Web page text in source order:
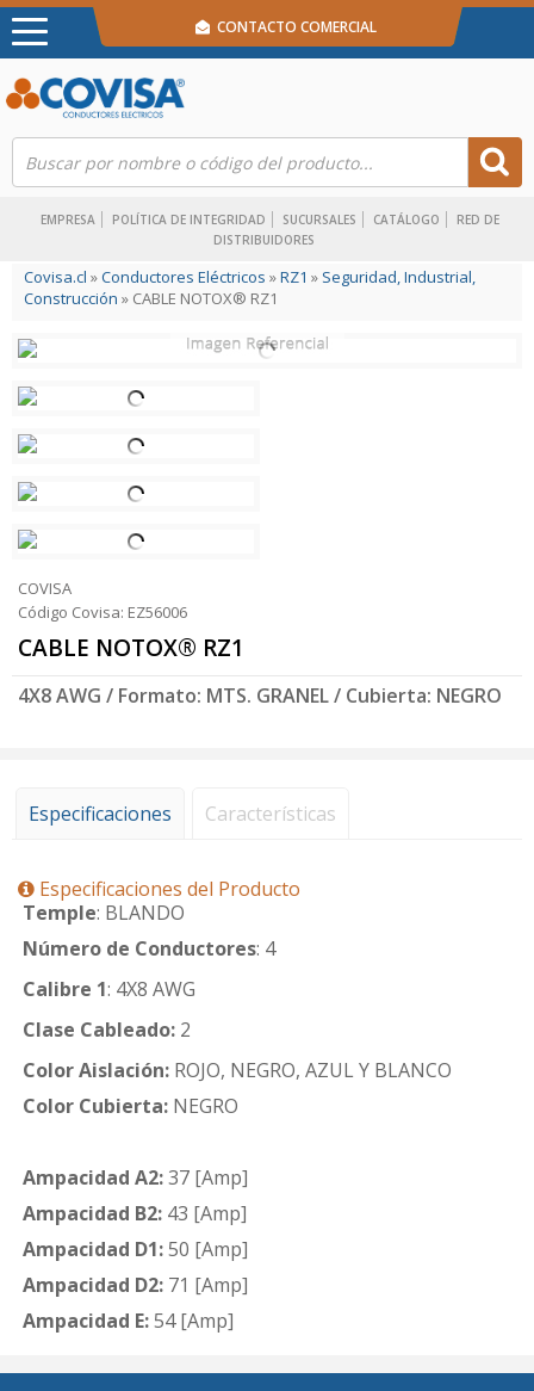
EMPRESA POLÍTICA DE INTEGRIDAD SUCURSALES CATÁLOGO
RED DE
DISTRIBUIDORES
CONTACTO COMERCIAL
Covisa.cl »Conductores Eléctricos »RZ1 » Seguridad, Industrial,
Construcción » CABLE NOTOX® RZ1
COVISA
Código Covisa: EZ56006
CABLE NOTOX® RZ1
4X8 AWG / Formato: MTS. GRANEL / Cubierta: NEGRO
Especificaciones Características
Especificaciones del Producto
Temple: BLANDO
Número de Conductores: 4
Calibre 1: 4X8 AWG
Clase Cableado: 2
Color Aislación: ROJO, NEGRO, AZUL Y BLANCO
Color Cubierta: NEGRO
Ampacidad A2:37 [Amp]
Ampacidad B2: 43 [Amp]
Ampacidad D1:50 [Amp]
Ampacidad D2: 71 [Amp]
Ampacidad E:54 [Amp]